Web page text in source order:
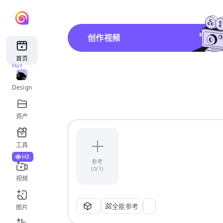
首页
Design
Hot
资产
工具
视频
H3
图片
创作视频
参考
(0/1)
全能参考